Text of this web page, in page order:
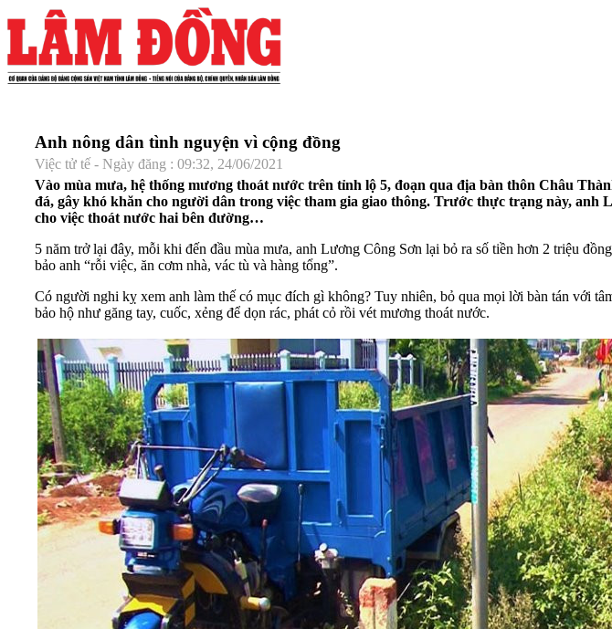
Anh nông dân tình nguyện vì cộng đồng
Việc tử tế - Ngày đăng : 09:32, 24/06/2021
Vào mùa mưa, hệ thống mương thoát nước trên tỉnh lộ 5, đoạn qua địa bàn thôn Châu
đá, gây khó khăn cho người dân trong việc tham gia giao thông. Trước thực trạng này,
cho việc thoát nước hai bên đường…
5 năm trở lại đây, mỗi khi đến đầu mùa mưa, anh Lương Công Sơn lại bỏ ra số tiền hơn 2 triệu
bảo anh “rỗi việc, ăn cơm nhà, vác tù và hàng tổng”.
Có người nghi kỵ xem anh làm thế có mục đích gì không? Tuy nhiên, bỏ qua mọi lời bàn tán với
bảo hộ như găng tay, cuốc, xẻng để dọn rác, phát cỏ rồi vét mương thoát nước.